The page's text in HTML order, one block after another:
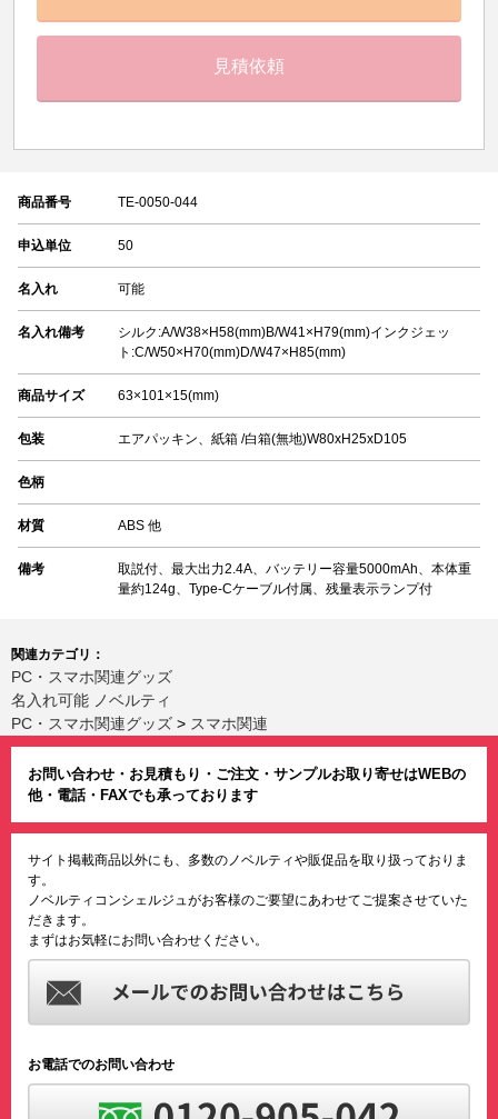
見積依頼
商品番号 TE-0050-044
申込単位 50
名入れ 可能
名入れ備考
シルク:A/W38×H58(mm)B/W41×H79(mm)インクジェッ
ト:C/W50×H70(mm)D/W47×H85(mm)
商品サイズ 63×101×15(mm)
包装 エアパッキン、紙箱 /白箱(無地)W80xH25xD105
色柄
材質 ABS 他
備考
取説付、最大出力2.4A、バッテリー容量5000mAh、本体重
量約124g、Type-Cケーブル付属、残量表示ランプ付
関連カテゴリ：
PC・スマホ関連グッズ
名入れ可能 ノベルティ
PC・スマホ関連グッズ > スマホ関連
お問い合わせ・お見積もり・ご注文・サンプルお取り寄せはWEBの
他・電話・FAXでも承っております
サイト掲載商品以外にも、多数のノベルティや販促品を取り扱っておりま
す。
ノベルティコンシェルジュがお客様のご要望にあわせてご提案させていた
だきます。
まずはお気軽にお問い合わせください。
お電話でのお問い合わせ